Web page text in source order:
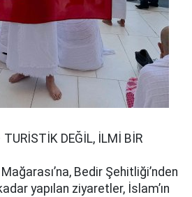
TURİSTİK DEĞİL, İLMİ BİR
Bedir Şehitliği’nden
yapılan ziyaretler, İslam’ın